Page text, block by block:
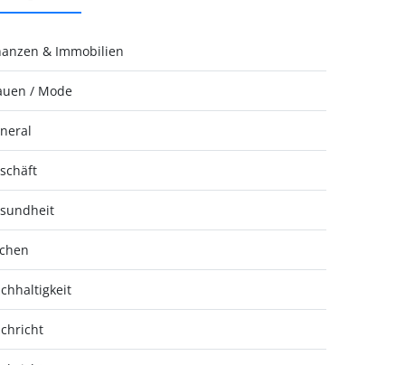
& Immobilien
/ Mode